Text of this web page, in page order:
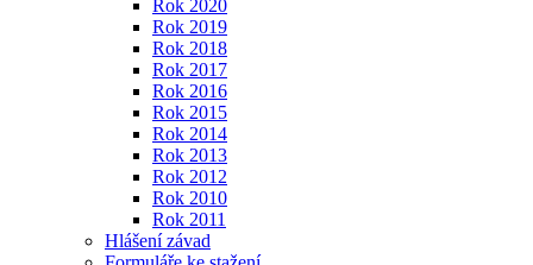
Rok 2020
Rok 2019
Rok 2018
Rok 2017
Rok 2016
Rok 2015
Rok 2014
Rok 2013
Rok 2012
Rok 2010
Rok 2011
Hlášení závad